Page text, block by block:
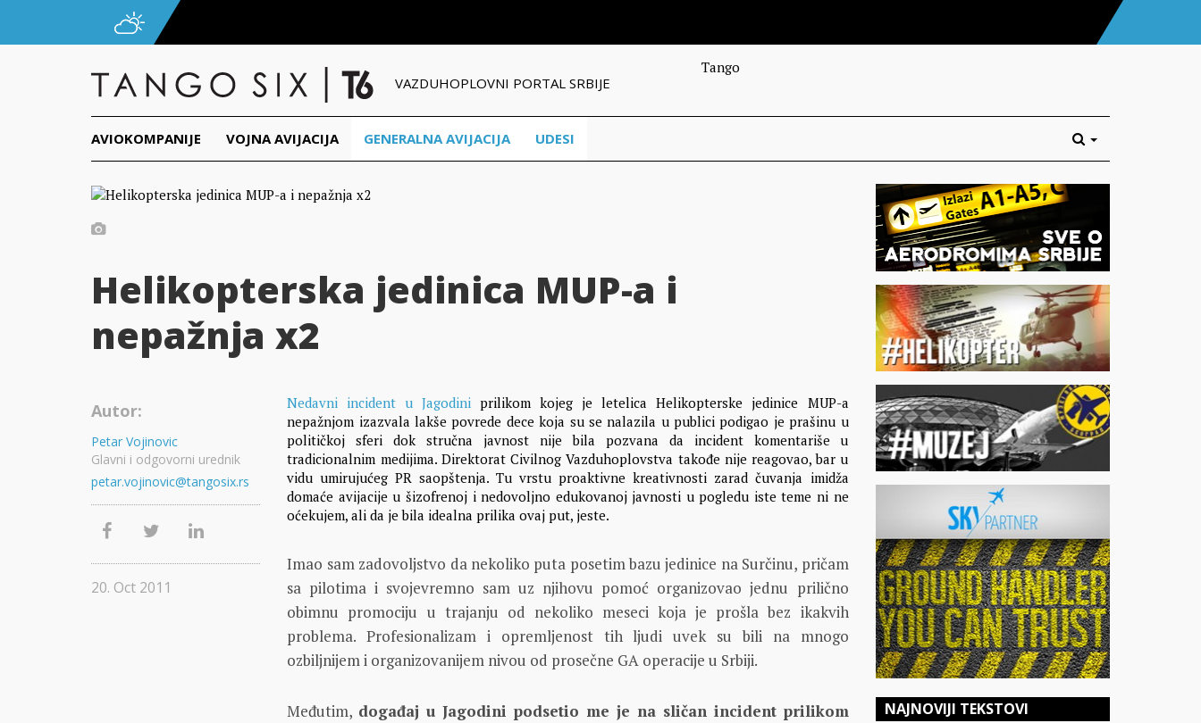
VAZDUHOPLOVNI PORTAL SRBIJE
Tango
AVIOKOMPANIJE VOJNA AVIJACIJA GENERALNA AVIJACIJA UDESI
Helikopterska jedinica MUP-a i
nepažnja x2
Nedavni incident u Jagodini prilikom kojeg je letelica Helikopterske jedinice MUP-a
nepažnjom izazvala lakše povrede dece koja su se nalazila u publici podigao je prašinu u
političkoj sferi dok stručna javnost nije bila pozvana da incident komentariše u
tradicionalnim medijima. Direktorat Civilnog Vazduhoplovstva takođe nije reagovao, bar u
vidu umirujućeg PR saopštenja. Tu vrstu proaktivne kreativnosti zarad čuvanja imidža
domaće avijacije u šizofrenoj i nedovoljno edukovanoj javnosti u pogledu iste teme ni ne
oćekujem, ali da je bila idealna prilika ovaj put, jeste.
Imao sam zadovoljstvo da nekoliko puta posetim bazu jedinice na Surčinu, pričam
sa pilotima i svojevremno sam uz njihovu pomoć organizovao jednu prilično
obimnu promociju u trajanju od nekoliko meseci koja je prošla bez ikakvih
problema. Profesionalizam i opremljenost tih ljudi uvek su bili na mnogo
ozbiljnijem i organizovanijem nivou od prosečne GA operacije u Srbiji.
Međutim, događaj u Jagodini podsetio me je na sličan incident prilikom
Autor:
Petar Vojinovic
Glavni i odgovorni urednik
petar.vojinovic@tangosix.rs
20. Oct 2011
NAJNOVIJI TEKSTOVI